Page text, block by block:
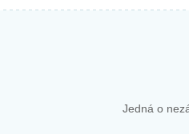
Jedná o